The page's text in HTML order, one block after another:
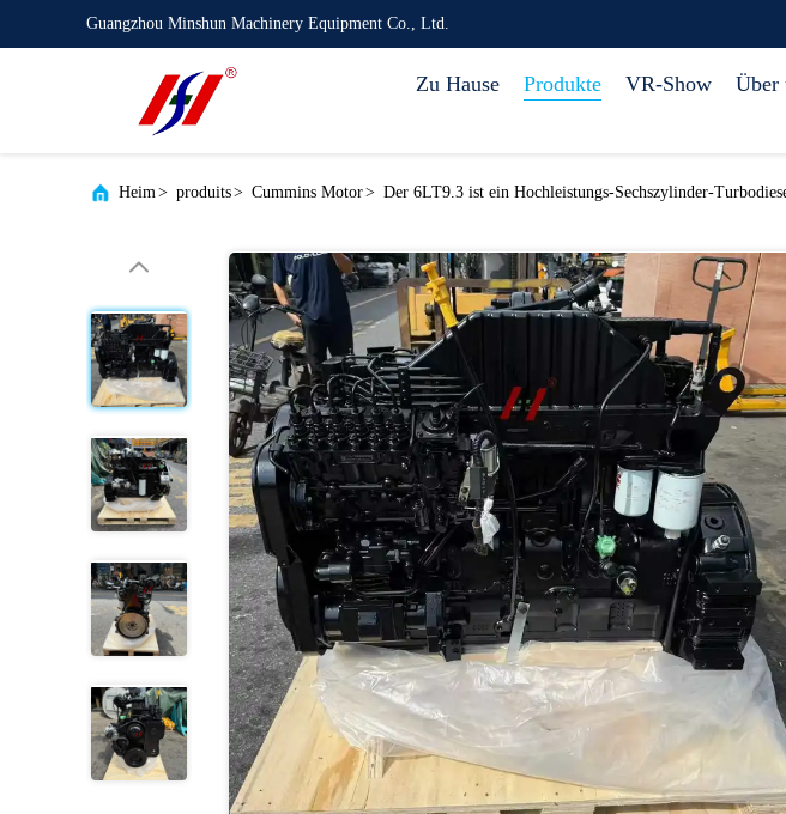
Guangzhou Minshun Machinery Equipment Co., Ltd.
Zu Hause Produkte VR-Show Über
Heim> produits> Cummins Motor> Der 6LT9.3 ist ein Hochleistungs-Sechszylinder-